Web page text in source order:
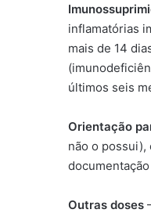
inflamatórias
mais de 14
últimos seis
Orientação
não o possui),
Outras doses